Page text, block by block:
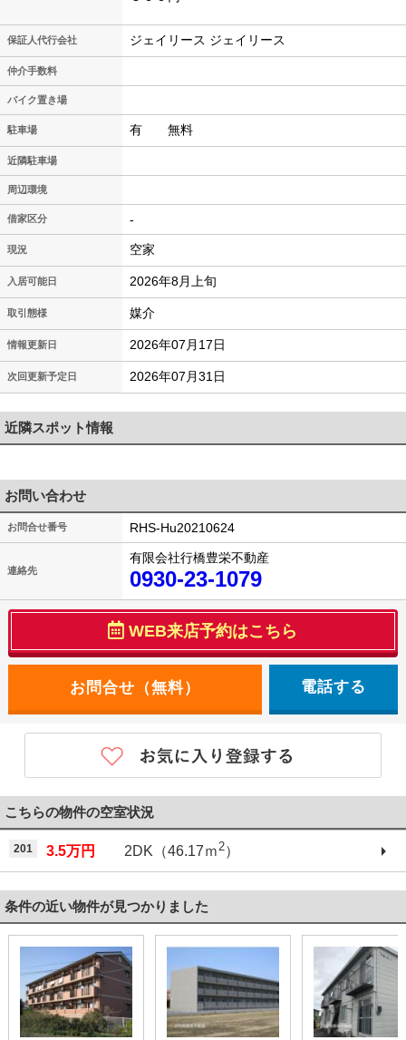
保証人代行会社 ジェイリース ジェイリース
仲介手数料
バイク置き場
駐車場 有 無料
近隣駐車場
周辺環境
借家区分 -
現況 空家
入居可能日 2026年8月上旬
取引態様 媒介
情報更新日 2026年07月17日
次回更新予定日 2026年07月31日
近隣スポット情報
お問い合わせ
お問合せ番号 RHS-Hu20210624
連絡先
有限会社行橋豊栄不動産
0930-23-1079
WEB来店予約はこちら
電話する
こちらの物件の空室状況
201 3.5万円 2DK（46.17ｍ2）
条件の近い物件が見つかりました